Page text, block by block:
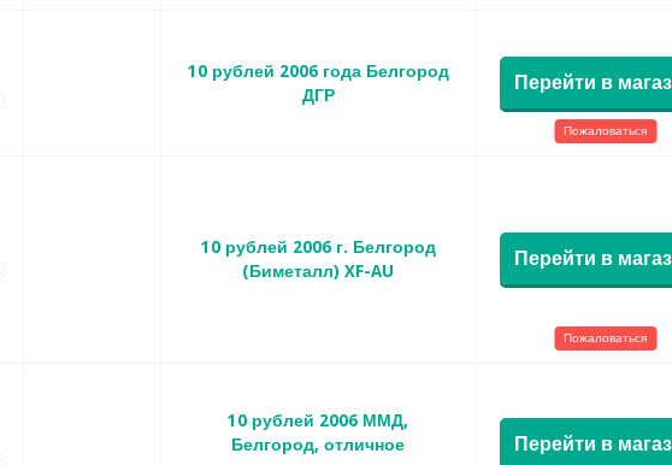
10 рублей 2006 года Белгород
ДГР
Перейти в
Пожаловаться
10 рублей 2006 г. Белгород
(Биметалл) XF-AU
Перейти в
Пожаловаться
10 рублей 2006 ММД,
Белгород, отличное
Перейти в